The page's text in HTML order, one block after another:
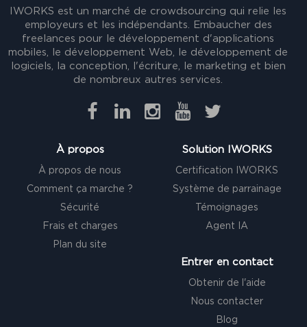
IWORKS est un marché de crowdsourcing qui relie les
employeurs et les indépendants. Embaucher des
freelances pour le développement d'applications
mobiles, le développement Web, le développement de
logiciels, la conception, l'écriture, le marketing et bien
de nombreux autres services.
À propos
À propos de nous
Comment ça marche ?
Sécurité
Frais et charges
Plan du site
Solution IWORKS
Certification IWORKS
Système de parrainage
Témoignages
Agent IA
Entrer en contact
Obtenir de l'aide
Nous contacter
Blog